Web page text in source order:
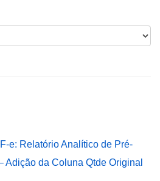
e: Relatório Analítico de Pré-
Adição da Coluna Qtde Original